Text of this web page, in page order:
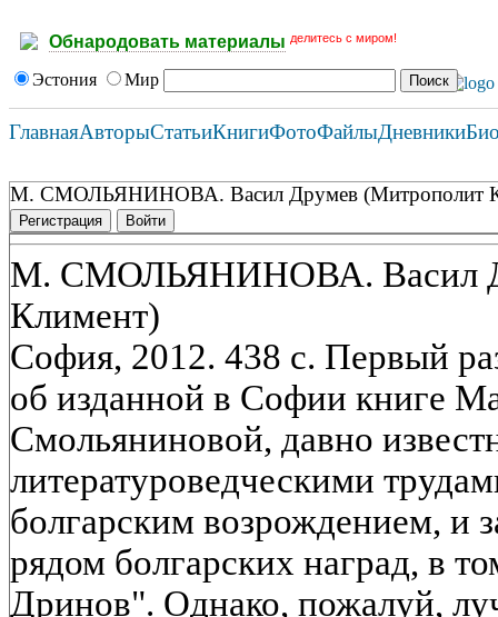
Обнародовать материалы делитесь с миром!
Эстония Мир
ГлавнаяАвторыСтатьиКнигиФотоФайлыДневники
М. СМОЛЬЯНИНОВА. Васил Друмев (Митрополит
Регистрация Войти
М. СМОЛЬЯНИНОВА. Васил
Климент)
София, 2012. 438 с. Первый
об изданной в Софии книге
Смольяниновой, давно
литературоведческими
болгарским возрождением, и
рядом болгарских наград, в
Дринов". Однако, пожалуй,